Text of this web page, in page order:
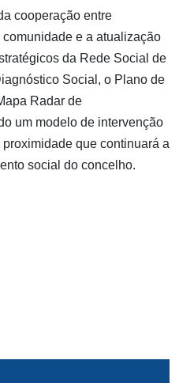
cooperação entre
e a atualização
da Rede Social de
Social, o Plano de
Radar de
um modelo de intervenção
que continuará a
social do concelho.